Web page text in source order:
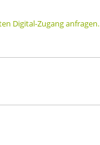
Digital-Zugang anfragen.